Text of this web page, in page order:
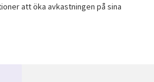
att öka avkastningen på sina